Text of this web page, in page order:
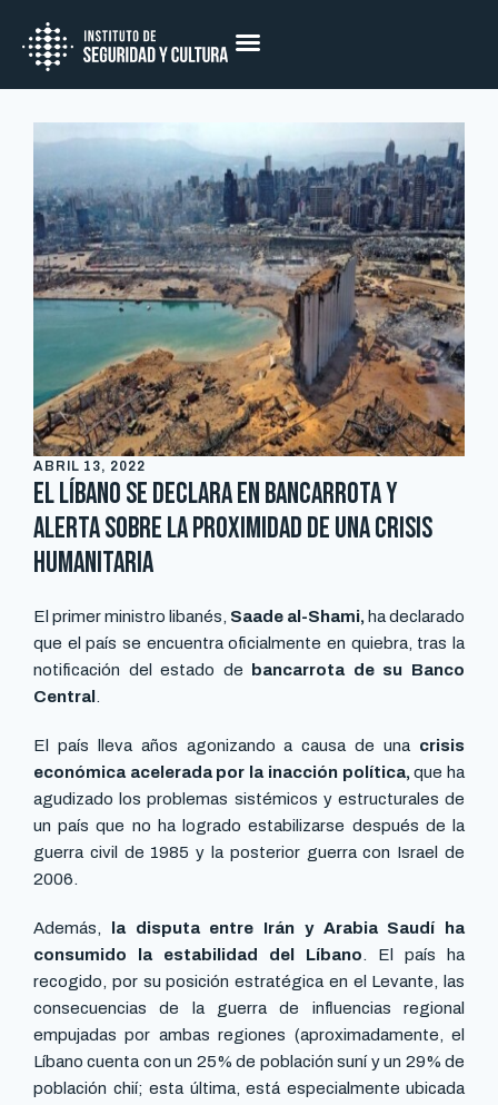
ABRIL 13, 2022
El Líbano se declara en bancarrota y
alerta sobre la proximidad de una crisis
humanitaria
El primer ministro libanés, Saade al-Shami, ha declarado
que el país se encuentra oficialmente en quiebra, tras la
notificación del estado de bancarrota de su Banco
Central
El país lleva años agonizando a causa de una crisis
económica acelerada por la inacción política,que ha
agudizado los problemas sistémicos y estructurales de
un país que no ha logrado estabilizarse después de la
guerra civil de 1985 y la posterior guerra con Israel de
2006.
Además,
la disputa entre Irán y Arabia Saudí ha
consumido la estabilidad del Líbano . El país ha
recogido, por su posición estratégica en el Levante, las
consecuencias de la guerra de influencias regional
empujadas por ambas regiones (aproximadamente, el
Líbano cuenta con un 25% de población suní y un 29% de
población chií; esta última, está especialmente ubicada